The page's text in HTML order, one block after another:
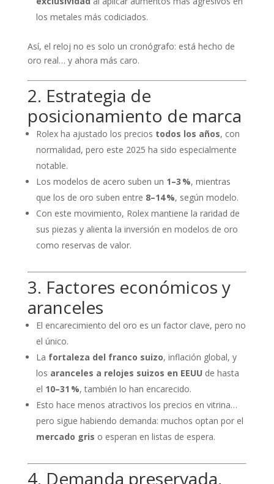
los metales más codiciados.
Así, el reloj no es solo un cronógrafo: está hecho de
oro real… y ahora más caro.
2. Estrategia de
posicionamiento de marca
Rolex ha ajustado los precios todos los años, con
normalidad, pero este 2025 ha sido especialmente
notable.
Los modelos de acero suben un 1–3 %, mientras
que los de oro suben entre 8–14 %, según modelo.
Con este movimiento, Rolex mantiene la raridad de
sus piezas y alienta la inversión en modelos de oro
como reservas de valor.
3. Factores económicos y
aranceles
El encarecimiento del oro es un factor clave, pero no
el único.
La fortaleza del franco suizo, inflación global, y
los aranceles a relojes suizos en EEUU de hasta
el 10–31 %, también lo han encarecido.
Esto hace menos atractivos los precios en vitrina…
pero sigue habiendo demanda: muchos optan por el
mercado gris o esperan en listas de espera.
4. Demanda preservada,